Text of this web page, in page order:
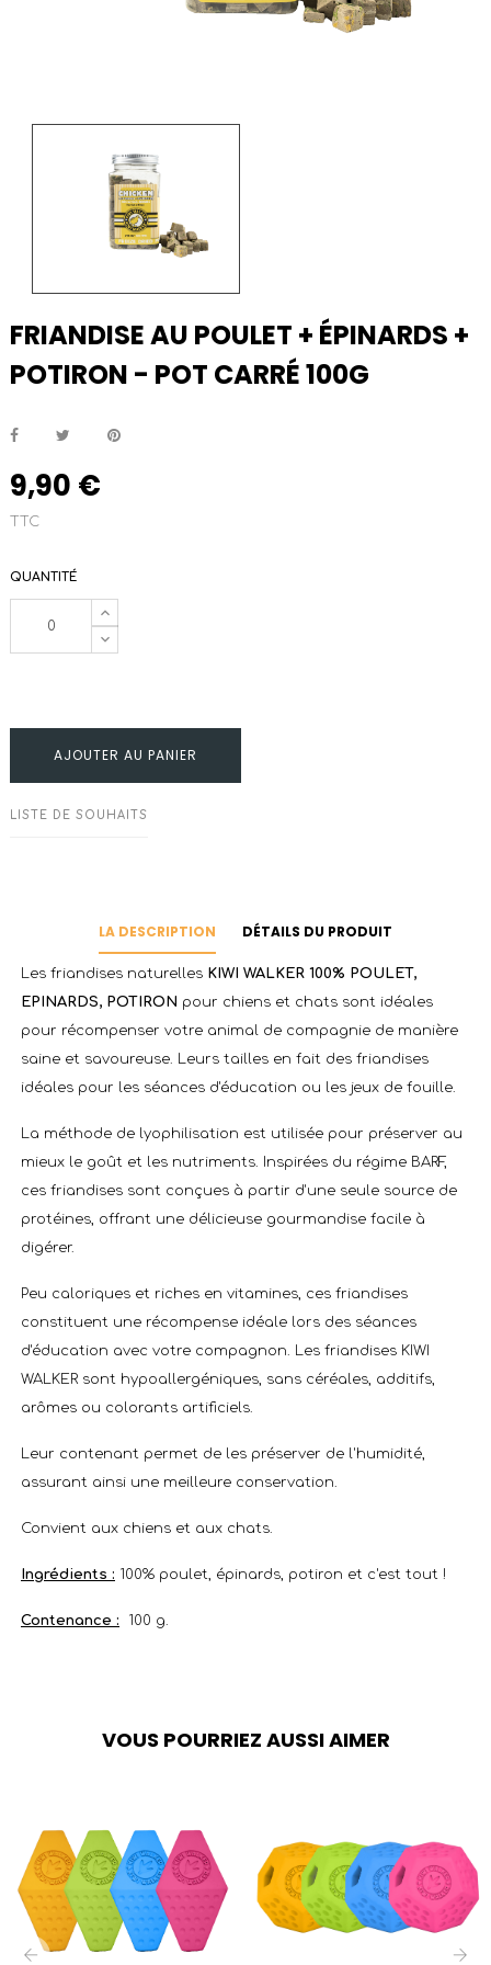
FRIANDISE AU POULET + ÉPINARDS +
POTIRON - POT CARRÉ 100G
9,90 €
TTC
QUANTITÉ
AJOUTER AU PANIER
LISTE DE SOUHAITS
LA DESCRIPTION DÉTAILS DU PRODUIT
Les friandises naturelles KIWI WALKER 100% POULET,
EPINARDS, POTIRON pour chiens et chats sont idéales
pour récompenser votre animal de compagnie de manière
saine et savoureuse. Leurs tailles en fait des friandises
idéales pour les séances d'éducation ou les jeux de fouille.
La méthode de lyophilisation est utilisée pour préserver au
mieux le goût et les nutriments. Inspirées du régime BARF,
ces friandises sont conçues à partir d'une seule source de
protéines, offrant une délicieuse gourmandise facile à
digérer.
Peu caloriques et riches en vitamines, ces friandises
constituent une récompense idéale lors des séances
d'éducation avec votre compagnon. Les friandises KIWI
WALKER sont hypoallergéniques, sans céréales, additifs,
arômes ou colorants artificiels.
Leur contenant permet de les préserver de l'humidité,
assurant ainsi une meilleure conservation.
Convient aux chiens et aux chats.
Ingrédients : 100% poulet, épinards, potiron et c'est tout !
Contenance : 100 g.
VOUS POURRIEZ AUSSI AIMER